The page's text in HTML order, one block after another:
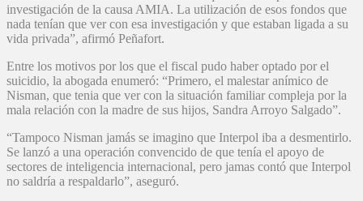
investigación de la causa AMIA. La utilización de esos fondos que
nada tenían que ver con esa investigación y que estaban ligada a su
vida privada”, afirmó Peñafort.
Entre los motivos por los que el fiscal pudo haber optado por el
suicidio, la abogada enumeró: “Primero, el malestar anímico de
Nisman, que tenia que ver con la situación familiar compleja por la
mala relación con la madre de sus hijos, Sandra Arroyo Salgado”.
“Tampoco Nisman jamás se imagino que Interpol iba a desmentirlo.
Se lanzó a una operación convencido de que tenía el apoyo de
sectores de inteligencia internacional, pero jamas contó que Interpol
no saldría a respaldarlo”, aseguró.